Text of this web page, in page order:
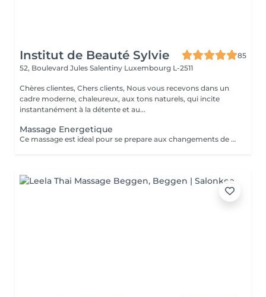
Institut de Beauté Sylvie
85
52, Boulevard Jules Salentiny Luxembourg L-2511
Chères clientes, Chers clients, Nous vous recevons dans un
cadre moderne, chaleureux, aux tons naturels, qui incite
instantanément à la détente et au...
Massage Energetique
Ce massage est ideal pour se prepare aux changements de saison ,anti fatigue ,anti stress il vous permet de deposer vos bagages afin et de renouveler vos ernergies pour mieux aborder la saison nouvelle